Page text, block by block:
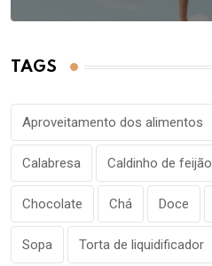
TAGS
Aproveitamento dos alimentos
Calabresa Caldinho de feijão
Chocolate Chá Doce
Sopa Torta de liquidificador